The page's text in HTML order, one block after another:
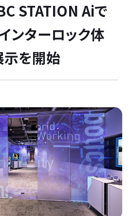
STATION Aiで
ンターロック体
示を開始